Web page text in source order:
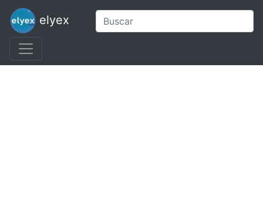
elyex